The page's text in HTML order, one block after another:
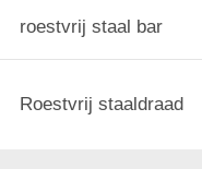
roestvrij staal bar
Roestvrij staaldraad